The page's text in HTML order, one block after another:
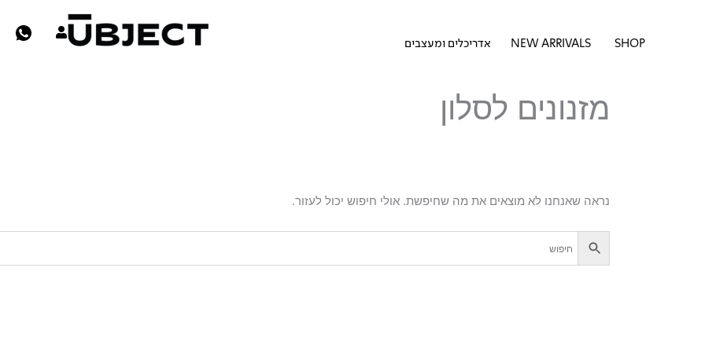
SHOP פתח SHOPNEW ARRIVALS אדריכלים ומעצבים
מזנונים לסלון
נראה שאנחנו לא מוצאים את מה שחיפשת. אולי חיפוש יכול לעזור.